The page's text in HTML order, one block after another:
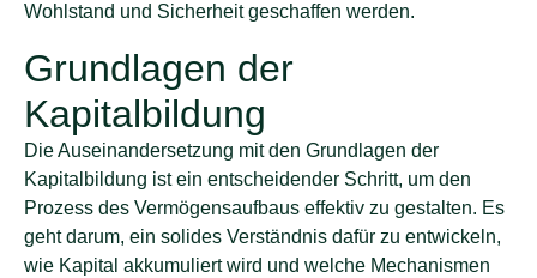
Wohlstand und Sicherheit geschaffen werden.
Grundlagen der
Kapitalbildung
Die Auseinandersetzung mit den Grundlagen der
Kapitalbildung ist ein entscheidender Schritt, um den
Prozess des Vermögensaufbaus effektiv zu gestalten. Es
geht darum, ein solides Verständnis dafür zu entwickeln,
wie Kapital akkumuliert wird und welche Mechanismen